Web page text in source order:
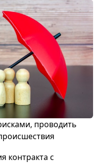
проводить
контракта с